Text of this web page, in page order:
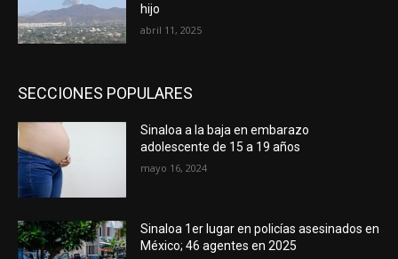
hijo
abril 11, 2025
SECCIONES POPULARES
Sinaloa a la baja en embarazo
adolescente de 15 a 19 años
mayo 16, 2024
Sinaloa 1er lugar en policías asesinados en
México; 46 agentes en 2025